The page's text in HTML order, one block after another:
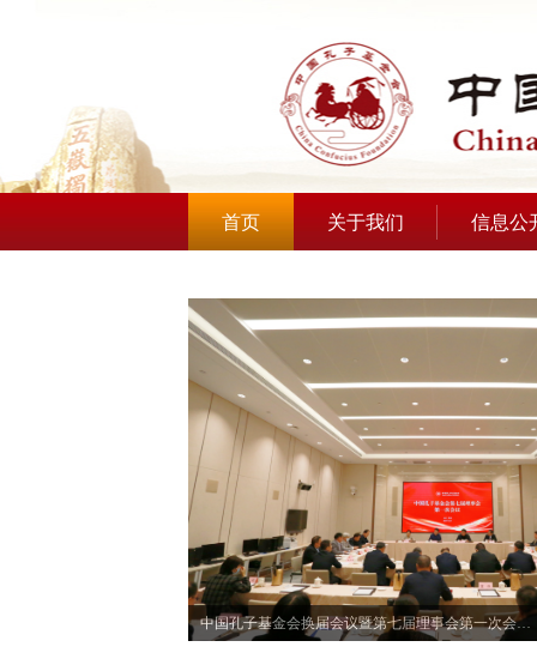
首页 关于我们 信息公
中国孔子基金会换届会议暨第七届理事会第一次会议召开